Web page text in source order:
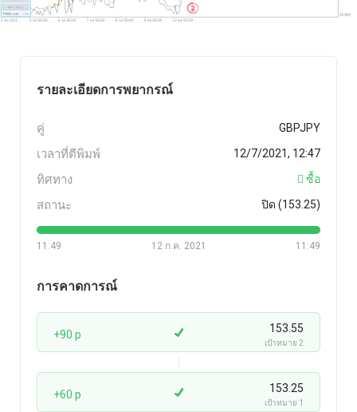
รายละเอียดการพยากรณ์
คู่ GBPJPY
เวลาที่ตีพิมพ์ 12/7/2021, 12:47
ทิศทาง ซื้อ
สถานะ ปิด (153.25)
11:49 11:49
12 ก.ค. 2021
การคาดการณ์
+90 p 153.55
เป้าหมาย 2
+60 p 153.25
เป้าหมาย 1